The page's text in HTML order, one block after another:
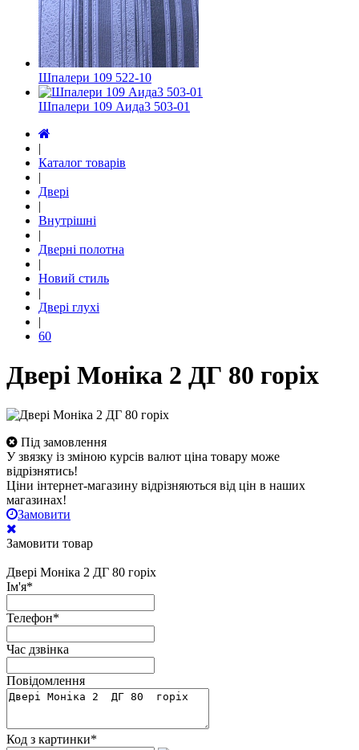
Шпалери 109 522-10
Шпалери 109 Аида3 503-01
|
Каталог товарів
|
Двері
|
Внутрішні
|
Дверні полотна
|
Новий стиль
|
Двері глухі
|
60
Двері Моніка 2 ДГ 80 горіх
Під замовлення
У звязку із зміною курсів валют ціна товару може
відрізнятись!
Ціни інтернет-магазину відрізняються від цін в наших
магазинах!
Замовити
Замовити товар
Двері Моніка 2 ДГ 80 горіх
Ім'я*
Телефон*
Час дзвінка
Повідомлення
Код з картинки*